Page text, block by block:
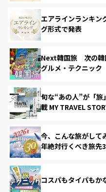
エアラインランキ
グ形式で発表
Next韓国旅 次の韓
グルメ・テクニック
旬な“あの人”が「旅
載 MY TRAVEL
今、こんな旅がして
年絶対行くべき旅先
コスパもタイパもか